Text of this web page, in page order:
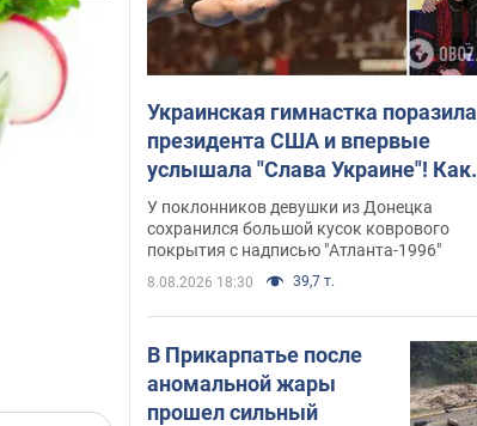
Украинская гимнастка поразила
президента США и впервые
услышала "Слава Украине"! Как
сложилась судьба Подкопаевой,
которая 30 лет назад завоевала
"золото" Олимпиады
У поклонников девушки из Донецка
сохранился большой кусок коврового
покрытия с надписью "Атланта-1996"
8.08.2026 18:30 39,7 т.
В Прикарпатье после
аномальной жары
прошел сильный